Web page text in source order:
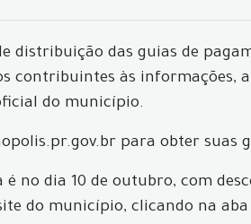
distribuição das guias de
contribuintes às informações,
do município.
para obter suas
no dia 10 de outubro, com
do município, clicando na aba